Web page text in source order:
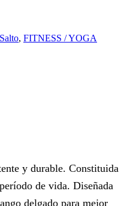
, FITNESS / YOGA
y durable. Constituida
de vida. Diseñada
delgado para mejor